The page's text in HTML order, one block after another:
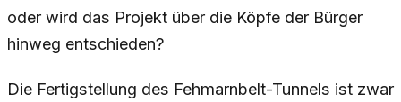
oder wird das Projekt über die Köpfe der Bürger
hinweg entschieden?
Die Fertigstellung des Fehmarnbelt-Tunnels ist zwar